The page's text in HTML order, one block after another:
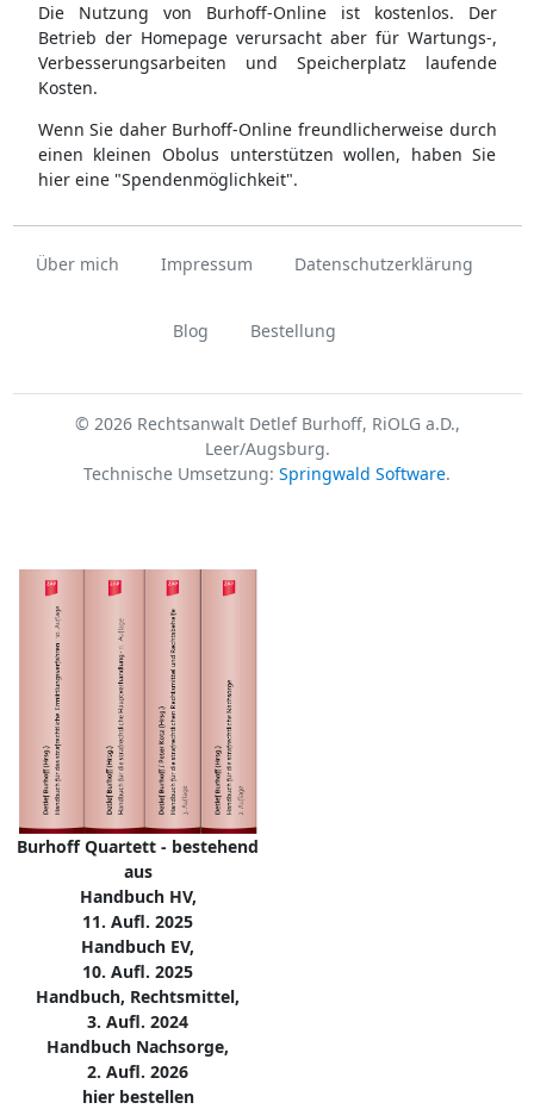
Die Nutzung von Burhoff-Online ist kostenlos. Der
Betrieb der Homepage verursacht aber für Wartungs-,
Verbesserungsarbeiten und Speicherplatz laufende
Kosten.
Wenn Sie daher Burhoff-Online freundlicherweise durch
einen kleinen Obolus unterstützen wollen, haben Sie
hier eine "Spendenmöglichkeit".
Über mich Impressum Datenschutzerklärung
Blog Bestellung
© 2026 Rechtsanwalt Detlef Burhoff, RiOLG a.D.,
Leer/Augsburg.
Technische Umsetzung: Springwald Software.
Burhoff Quartett - bestehend
aus
Handbuch HV,
11. Aufl. 2025
Handbuch EV,
10. Aufl. 2025
Handbuch, Rechtsmittel,
3. Aufl. 2024
Handbuch Nachsorge,
2. Aufl. 2026
hier bestellen